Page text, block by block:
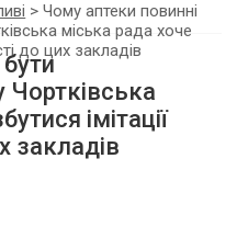
>Чому аптеки повинні
міська рада хоче
до цих закладів
Чортківська
імітації
закладів